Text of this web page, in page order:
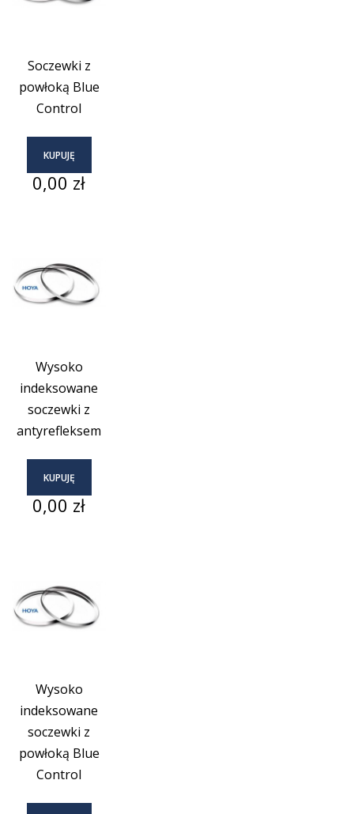
Soczewki z
powłoką Blue
Control
KUPUJĘ
Cena
0,00 zł
Wysoko
indeksowane
soczewki z
antyrefleksem
KUPUJĘ
Cena
0,00 zł
Wysoko
indeksowane
soczewki z
powłoką Blue
Control